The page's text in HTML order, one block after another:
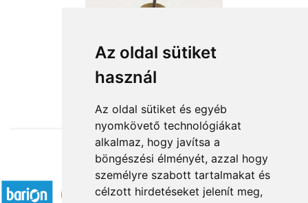
Az oldal sütiket
használ
Az oldal sütiket és egyéb
nyomkövető technológiákat
alkalmaz, hogy javítsa a
böngészési élményét, azzal hogy
személyre szabott tartalmakat és
célzott hirdetéseket jelenít meg,
Dracéna vagy sárkányfa kaspóban
11 400 Ft-tól
Elfogadott fizetési módok